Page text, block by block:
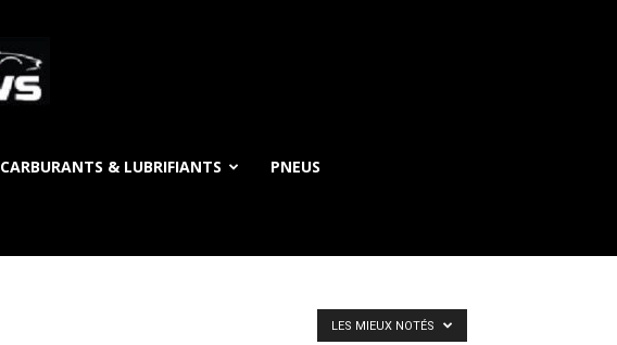
CARBURANTS & LUBRIFIANTS PNEUS
LES MIEUX NOTÉS